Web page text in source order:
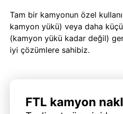
Tam bir kamyonun özel
kamyon yükü) veya daha
(kamyon yükü kadar değil)
iyi çözümlere sahibiz.
FTL kamyon